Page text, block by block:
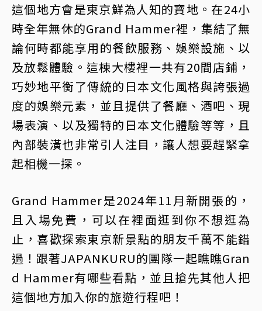
這個地方會是東京鮮為人知的寶地。在24小
時全年無休的Grand Hammer裡，集結了無
論何時都能享用的餐飲服務、娛樂設施、以
及放鬆體驗。這棟大樓裡一共有20間店鋪，
巧妙地平衡了傳統的日本文化風格與誇張過
度的娛樂元素，並且提供了餐廳、酒吧、現
場表演、以及獨特的日本文化體驗等等，且
內部裝潢也非常引人注目，讓人想要趕緊拿
起相機一探。
Grand Hammer是2024年11月新開張的，
且入場免費，可以在裡面逛到你不想逛為
止，喜歡探索東京新景點的朋友千萬不能錯
過！跟著JAPANKURU的團隊一起瞧瞧Gran
d Hammer有哪些看點，並且搶先其他人把
這個地方加入你的旅遊行程吧！